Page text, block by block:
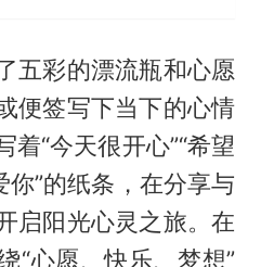
五彩的漂流瓶和心愿
便签写下当下的心情
“今天很开心”“希望
你”的纸条，在分享与
启阳光心灵之旅。在
“心愿、快乐、梦想”